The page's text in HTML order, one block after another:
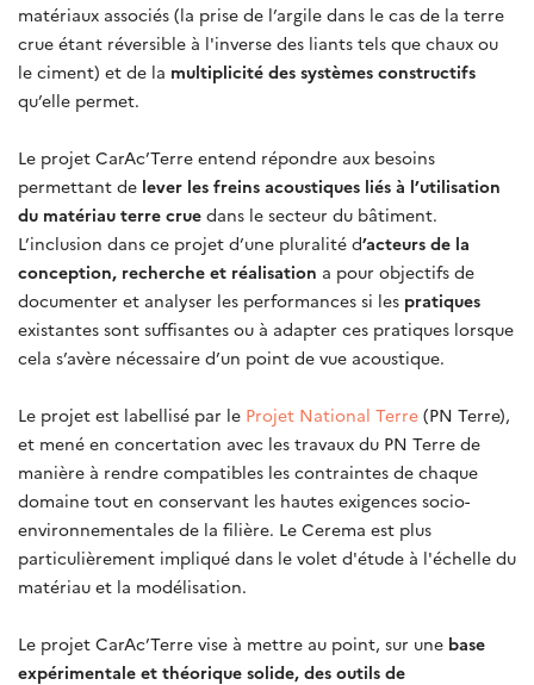
matériaux associés (la prise de l’argile dans le cas de la terre
crue étant réversible à l'inverse des liants tels que chaux ou
le ciment) et de la multiplicité des systèmes constructifs
qu’elle permet.
Le projet CarAc’Terre entend répondre aux besoins
permettant de lever les freins acoustiques liés à l’utilisation
du matériau terre crue dans le secteur du bâtiment.
L’inclusion dans ce projet d’une pluralité d’acteurs de la
conception, recherche et réalisation a pour objectifs de
documenter et analyser les performances si les pratiques
existantes sont suffisantes ou à adapter ces pratiques lorsque
cela s’avère nécessaire d’un point de vue acoustique.
Le projet est labellisé par le Projet National Terre (PN Terre),
et mené en concertation avec les travaux du PN Terre de
manière à rendre compatibles les contraintes de chaque
domaine tout en conservant les hautes exigences socio-
environnementales de la filière. Le Cerema est plus
particulièrement impliqué dans le volet d'étude à l'échelle du
matériau et la modélisation.
Le projet CarAc’Terre vise à mettre au point, sur une base
expérimentale et théorique solide, des outils de